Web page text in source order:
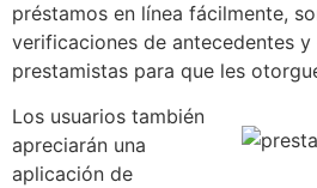
préstamos en línea fácilmente,
verificaciones de antecedentes
prestamistas para que les
Los usuarios también
apreciarán una
aplicación de